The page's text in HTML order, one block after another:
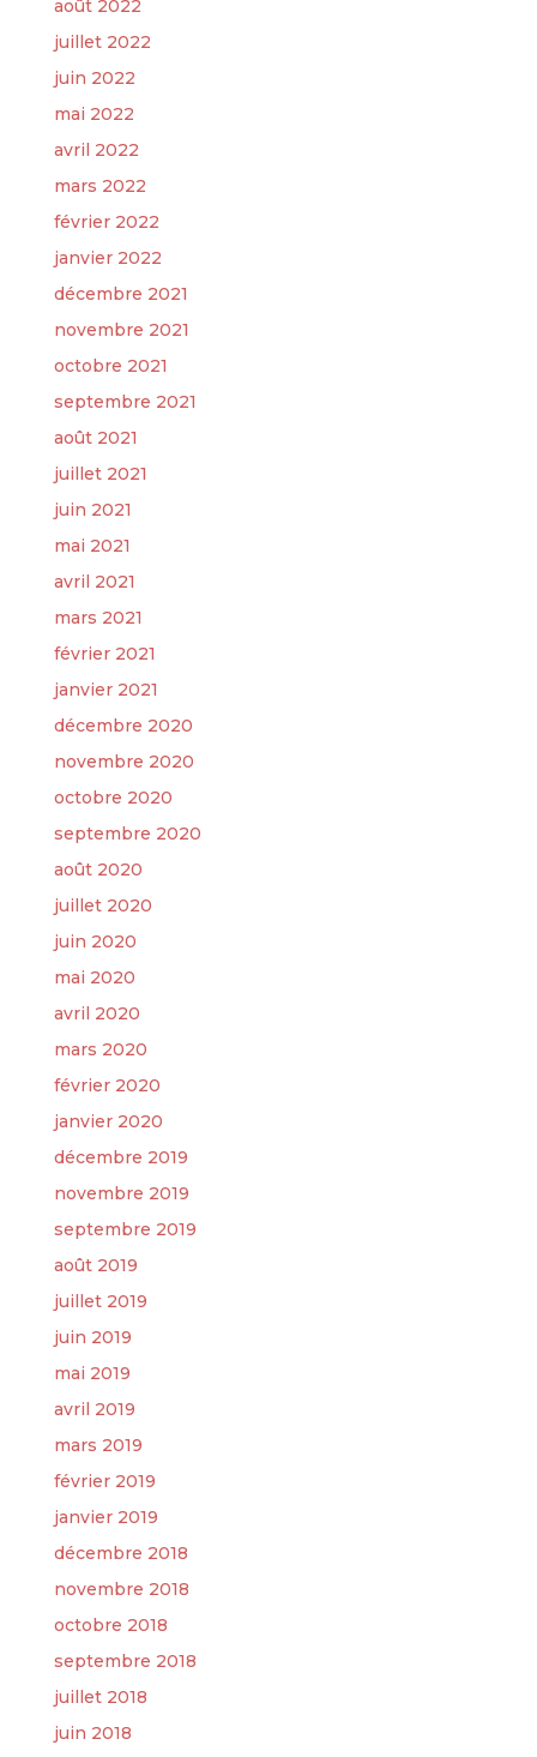
août 2022
juillet 2022
juin 2022
mai 2022
avril 2022
mars 2022
février 2022
janvier 2022
décembre 2021
novembre 2021
octobre 2021
septembre 2021
août 2021
juillet 2021
juin 2021
mai 2021
avril 2021
mars 2021
février 2021
janvier 2021
décembre 2020
novembre 2020
octobre 2020
septembre 2020
août 2020
juillet 2020
juin 2020
mai 2020
avril 2020
mars 2020
février 2020
janvier 2020
décembre 2019
novembre 2019
septembre 2019
août 2019
juillet 2019
juin 2019
mai 2019
avril 2019
mars 2019
février 2019
janvier 2019
décembre 2018
novembre 2018
octobre 2018
septembre 2018
juillet 2018
juin 2018